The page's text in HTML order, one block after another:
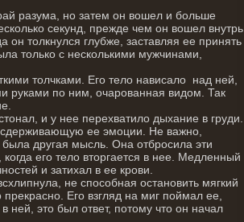
разума, но затем он вошел и больше
секунд, прежде чем он вошел внутрь
он толкнулся глубже, заставляя ее принять
только с несколькими мужчинами,
толчками. Его тело нависало над ней,
руками по ним, очарованная видом. Так
и у нее перехватило дыхание в груди.
сдерживающую ее эмоции. Не важно,
была другая мысль. Она отбросила эти
его тело вторгается в нее. Медленный
и затихал в ее крови.
не способная остановить мягкий
Его взгляд на миг поймал ее,
ней, это был ответ, потому что он начал